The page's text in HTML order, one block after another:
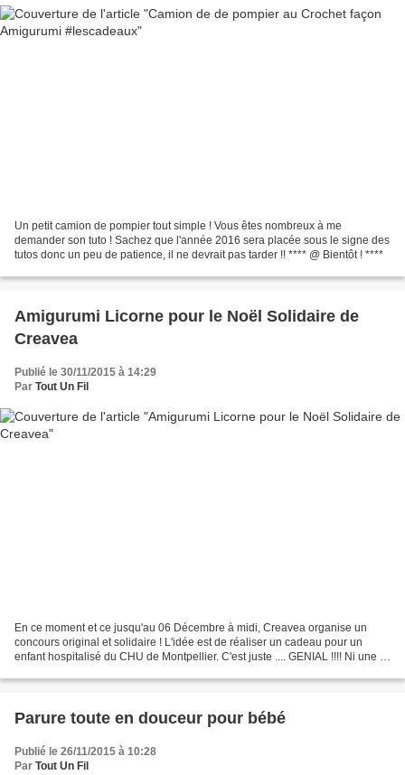
Un petit camion de pompier tout simple ! Vous êtes nombreux à me
demander son tuto ! Sachez que l'année 2016 sera placée sous le signe des
tutos donc un peu de patience, il ne devrait pas tarder !! **** @ Bientôt ! ****
Amigurumi Licorne pour le Noël Solidaire de
Creavea
Publié le 30/11/2015 à 14:29
Par Tout Un Fil
En ce moment et ce jusqu'au 06 Décembre à midi, Creavea organise un
concours original et solidaire ! L'idée est de réaliser un cadeau pour un
enfant hospitalisé du CHU de Montpellier. C'est juste .... GENIAL !!!! Ni une ni
Parure toute en douceur pour bébé
Publié le 26/11/2015 à 10:28
Par Tout Un Fil